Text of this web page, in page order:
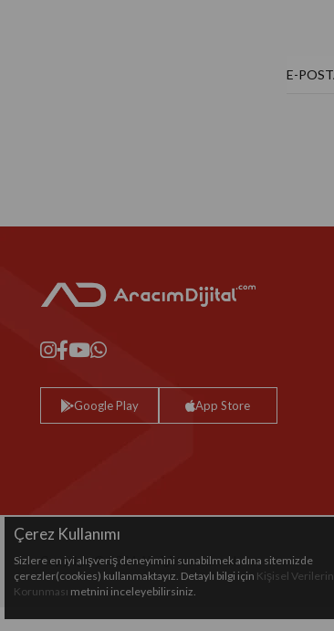
Google Play App Store
Copyright© 2024 All rights reserved.
Çerez Kullanımı
Sizlere en iyi alışveriş deneyimini sunabilmek adına sitemizde
çerezler(cookies) kullanmaktayız. Detaylı bilgi için Kişisel Verilerin
Korunması metnini inceleyebilirsiniz.